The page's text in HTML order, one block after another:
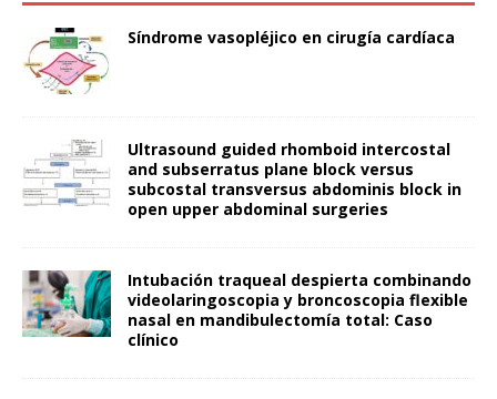
Síndrome vasopléjico en cirugía cardíaca
Ultrasound guided rhomboid intercostal
and subserratus plane block versus
subcostal transversus abdominis block in
open upper abdominal surgeries
Intubación traqueal despierta combinando
videolaringoscopia y broncoscopia flexible
nasal en mandibulectomía total: Caso
clínico